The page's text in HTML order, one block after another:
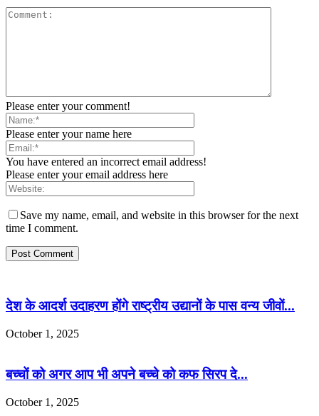
Please enter your comment!
Please enter your name here
You have entered an incorrect email address!
Please enter your email address here
Save my name, email, and website in this browser for the next
time I comment.
देश के आदर्श उदाहरण होंगे राष्ट्रीय उद्यानों के पास वन्य जीवों...
October 1, 2025
बच्चों को अगर आप भी अपने बच्चे को कफ सिरप दे...
October 1, 2025